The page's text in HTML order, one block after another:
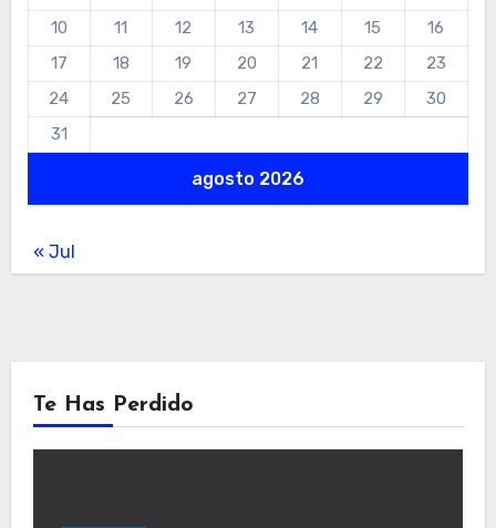
agosto 2026
10
11 12 13 14 15
16
17
18 19 20 21 22
23
24
25 26 27 28 29
30
31
« Jul
Te Has Perdido